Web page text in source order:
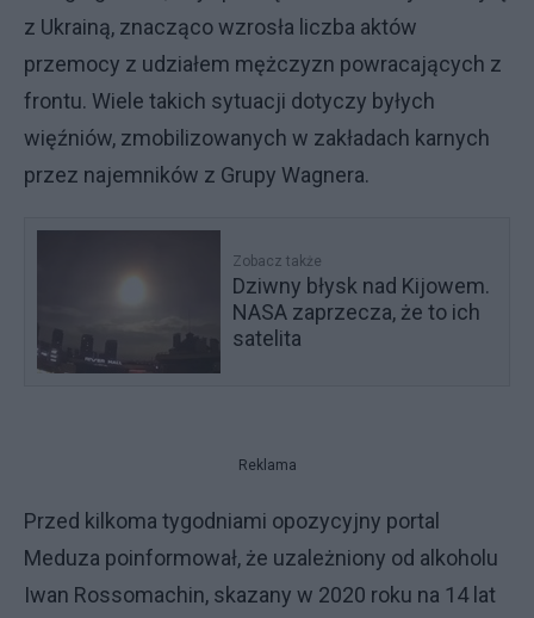
z Ukrainą, znacząco wzrosła liczba aktów
przemocy z udziałem mężczyzn powracających z
frontu. Wiele takich sytuacji dotyczy byłych
więźniów, zmobilizowanych w zakładach karnych
przez najemników z Grupy Wagnera.
Zobacz także
Dziwny błysk nad Kijowem.
NASA zaprzecza, że to ich
satelita
Reklama
Przed kilkoma tygodniami opozycyjny portal
Meduza poinformował, że uzależniony od alkoholu
Iwan Rossomachin, skazany w 2020 roku na 14 lat